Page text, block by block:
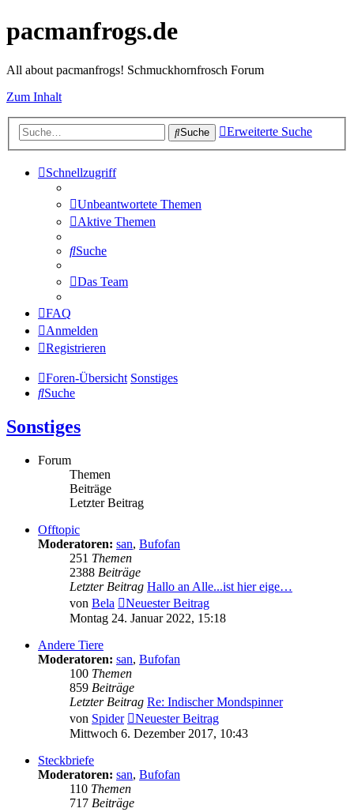
pacmanfrogs.de
All about pacmanfrogs! Schmuckhornfrosch Forum
Zum Inhalt
Suche Erweiterte Suche
Schnellzugriff
Unbeantwortete Themen
Aktive Themen
Suche
Das Team
FAQ
Anmelden
Registrieren
Foren-Übersicht Sonstiges
Suche
Sonstiges
Forum
Themen
Beiträge
Letzter Beitrag
Offtopic
Moderatoren: san, Bufofan
251 Themen
2388 Beiträge
Letzter Beitrag Hallo an Alle...ist hier eige…
von Bela
Neuester Beitrag
Montag 24. Januar 2022, 15:18
Andere Tiere
Moderatoren: san, Bufofan
100 Themen
859 Beiträge
Letzter Beitrag Re: Indischer Mondspinner
von Spider
Neuester Beitrag
Mittwoch 6. Dezember 2017, 10:43
Steckbriefe
Moderatoren: san, Bufofan
110 Themen
717 Beiträge